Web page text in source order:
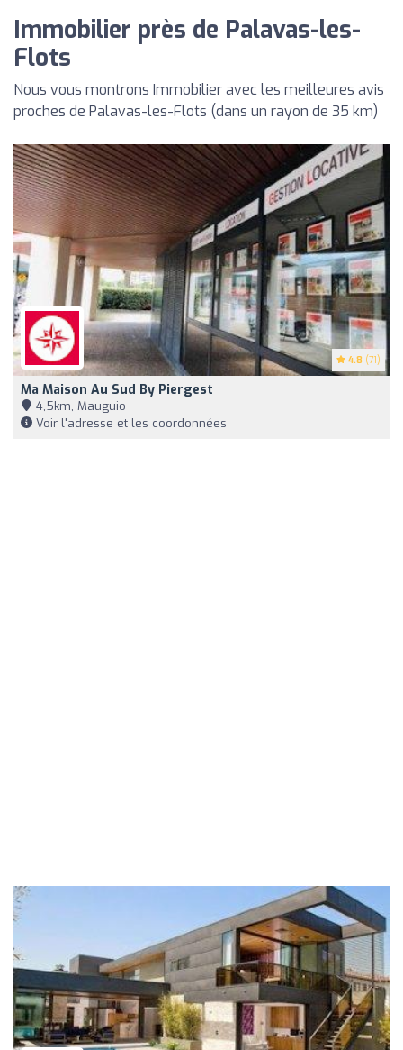
Immobilier près de Palavas-les-
Flots
Nous vous montrons Immobilier avec les meilleures avis
proches de Palavas-les-Flots (dans un rayon de 35 km)
4.8 (71)
Ma Maison Au Sud By Piergest
4,5km, Mauguio
Voir l'adresse et les coordonnées